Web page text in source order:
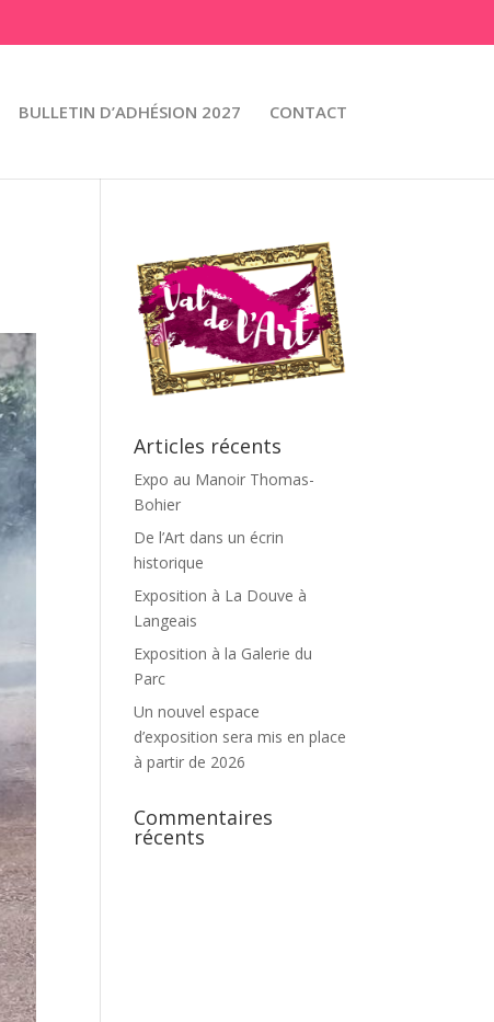
BULLETIN D’ADHÉSION 2027 CONTACT
Articles récents
Expo au Manoir Thomas-
Bohier
De l’Art dans un écrin
historique
Exposition à La Douve à
Langeais
Exposition à la Galerie du
Parc
Un nouvel espace
d’exposition sera mis en place
à partir de 2026
Commentaires
récents